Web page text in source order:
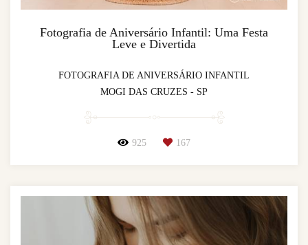
Fotografia de Aniversário Infantil: Uma Festa
Leve e Divertida
FOTOGRAFIA DE ANIVERSÁRIO INFANTIL
MOGI DAS CRUZES - SP
925 167